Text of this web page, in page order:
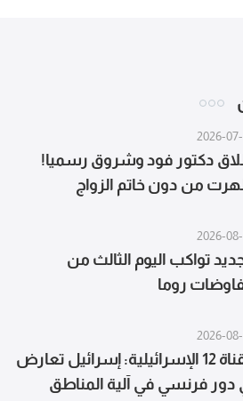
2026-
دكتور فود وشروق رسميا!
من دون خاتم الزواج
2026-
تواكب اليوم الثالث من
روما
2026-
القناة 12 الإسرائيلية: إسرائيل تعارض
دور فرنسي في آلية المناطق